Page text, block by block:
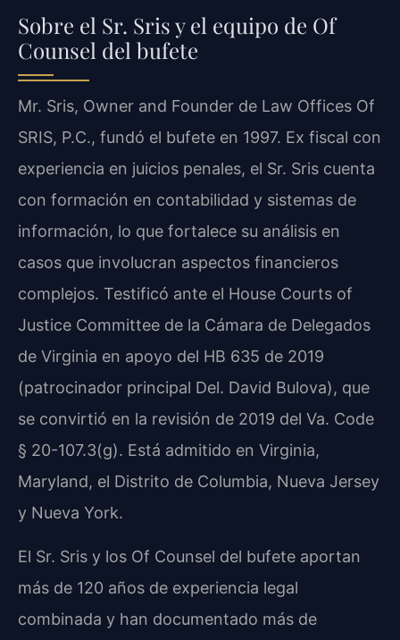
Sobre el Sr. Sris y el equipo de Of
Counsel del bufete
Mr. Sris, Owner and Founder de Law Offices Of
SRIS, P.C., fundó el bufete en 1997. Ex fiscal con
experiencia en juicios penales, el Sr. Sris cuenta
con formación en contabilidad y sistemas de
información, lo que fortalece su análisis en
casos que involucran aspectos financieros
complejos. Testificó ante el House Courts of
Justice Committee de la Cámara de Delegados
de Virginia en apoyo del HB 635 de 2019
(patrocinador principal Del. David Bulova), que
se convirtió en la revisión de 2019 del Va. Code
§ 20-107.3(g). Está admitido en Virginia,
Maryland, el Distrito de Columbia, Nueva Jersey
y Nueva York.
El Sr. Sris y los Of Counsel del bufete aportan
más de 120 años de experiencia legal
combinada y han documentado más de